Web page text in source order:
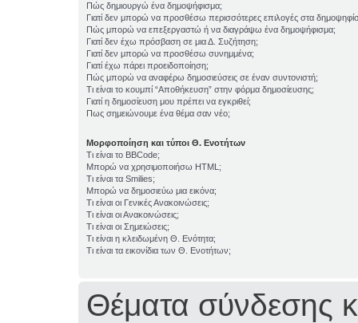
Πώς δημιουργώ ένα δημοψήφισμα;
Γιατί δεν μπορώ να προσθέσω περισσότερες επιλογές στα
Πώς μπορώ να επεξεργαστώ ή να διαγράψω ένα δημοψήφισμα;
Γιατί δεν έχω πρόσβαση σε μια Δ. Συζήτηση;
Γιατί δεν μπορώ να προσθέσω συνημμένα;
Γιατί έχω πάρει προειδοποίηση;
Πώς μπορώ να αναφέρω δημοσιεύσεις σε έναν συντονιστή;
Τι είναι το κουμπί “Αποθήκευση” στην φόρμα δημοσίευσης;
Γιατί η δημοσίευση μου πρέπει να εγκριθεί;
Πως σημειώνουμε ένα θέμα σαν νέο;
Μορφοποίηση και τύποι Θ. Ενοτήτων
Τι είναι το BBCode;
Μπορώ να χρησιμοποιήσω HTML;
Τι είναι τα Smilies;
Μπορώ να δημοσιεύω μια εικόνα;
Τι είναι οι Γενικές Ανακοινώσεις;
Τι είναι οι Ανακοινώσεις;
Τι είναι οι Σημειώσεις;
Τι είναι η κλειδωμένη Θ. Ενότητα;
Τι είναι τα εικονίδια των Θ. Ενοτήτων;
Θέματα σύνδεσης